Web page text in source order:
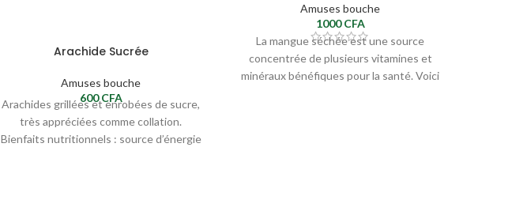
Arachide Sucrée
Amuses bouche
600CFA
Arachides grillées et enrobées de sucre,
très appréciées comme collation.
Bienfaits nutritionnels : source d’énergie
Amuses bouche
1000CFA
La mangue séchée est une source
concentrée de plusieurs vitamines et
minéraux bénéfiques pour la santé. Voici